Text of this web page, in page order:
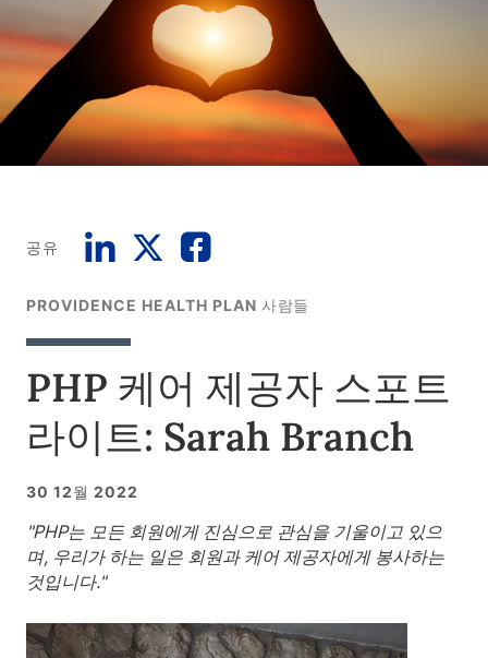
공유
PROVIDENCE HEALTH PLAN 사람들
PHP 케어 제공자 스포트
라이트: Sarah Branch
30 12월 2022
"PHP는 모든 회원에게 진심으로 관심을 기울이고 있으
며, 우리가 하는 일은 회원과 케어 제공자에게 봉사하는
것입니다."